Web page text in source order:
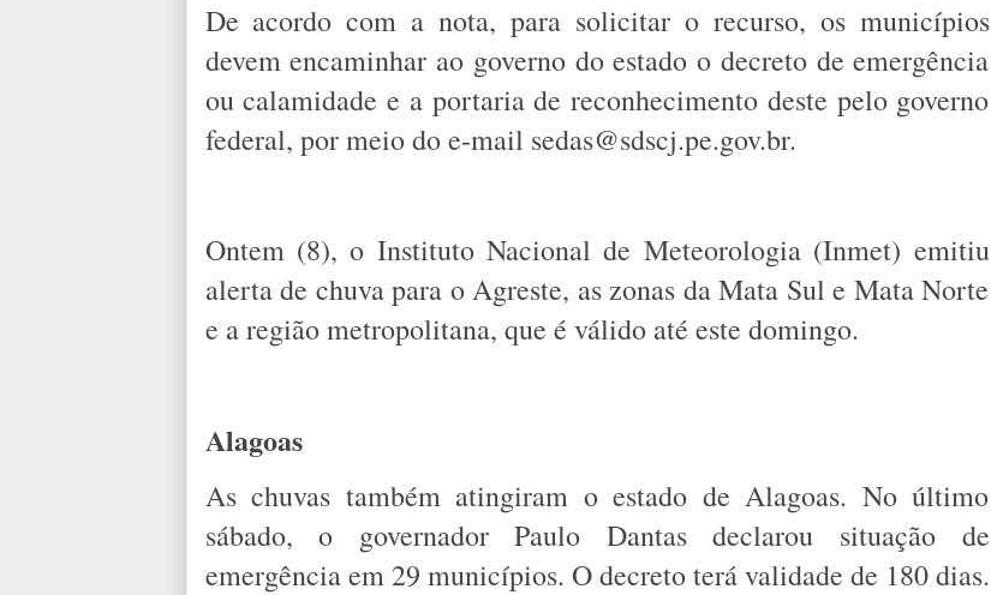
De acordo com a nota, para solicitar o recurso, os municípios
devem encaminhar ao governo do estado o decreto de emergência
ou calamidade e a portaria de reconhecimento deste pelo governo
federal, por meio do e-mail sedas@sdscj.pe.gov.br.
Ontem (8), o Instituto Nacional de Meteorologia (Inmet) emitiu
alerta de chuva para o Agreste, as zonas da Mata Sul e Mata Norte
e a região metropolitana, que é válido até este domingo.
Alagoas
As chuvas também atingiram o estado de Alagoas. No último
sábado, o governador Paulo Dantas declarou situação de
emergência em 29 municípios. O decreto terá validade de 180 dias.